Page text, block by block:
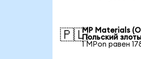
🇵🇱MP Materials
Польский
1 MPon равен